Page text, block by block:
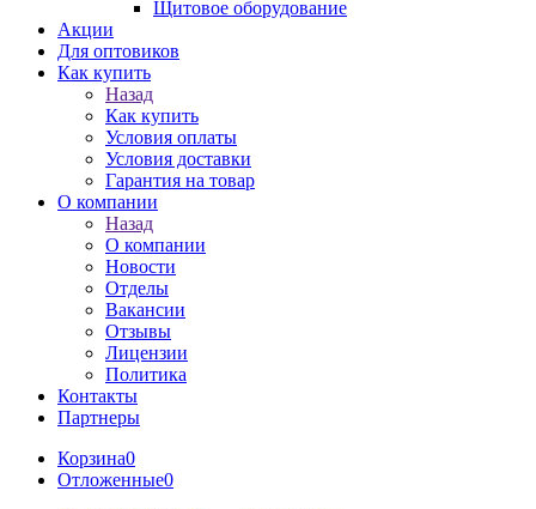
Щитовое оборудование
Акции
Для оптовиков
Как купить
Назад
Как купить
Условия оплаты
Условия доставки
Гарантия на товар
О компании
Назад
О компании
Новости
Отделы
Вакансии
Отзывы
Лицензии
Политика
Контакты
Партнеры
Корзина0
Отложенные0